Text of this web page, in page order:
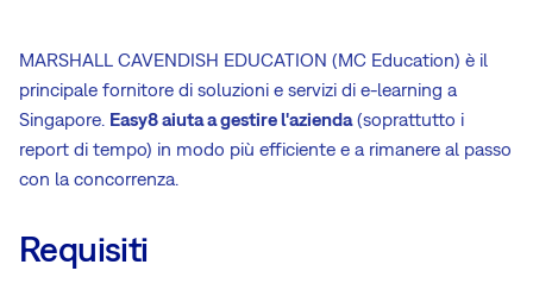
MARSHALL CAVENDISH EDUCATION (MC Education) è il
principale fornitore di soluzioni e servizi di e-learning a
Singapore. Easy8 aiuta a gestire l'azienda (soprattutto i
report di tempo) in modo più efficiente e a rimanere al passo
con la concorrenza.
Requisiti